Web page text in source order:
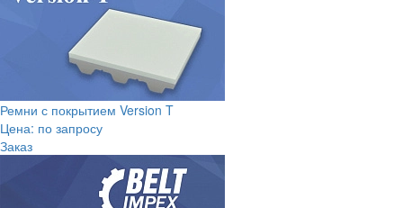
Ремни с покрытием Version T
Цена: по запросу
Заказ